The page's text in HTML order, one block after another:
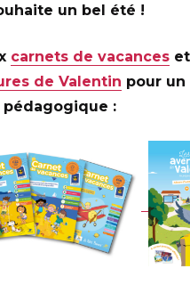
:Le lancement «
déroulera le 24 mars 2026
La Poste www.NFTimbre.com
via le NFT lui-même.
Nos
est à votre disposition au
Pour passer
un bel été !
carnets de vacances
de Valentin pour un
: